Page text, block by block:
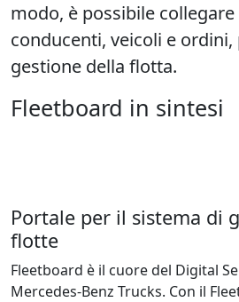
modo, è possibile
conducenti, veicoli e
gestione della flotta.
Fleetboard in sintesi
Portale per il sistema di
flotte
Fleetboard è il cuore del Digital
Mercedes-Benz Trucks. Con il